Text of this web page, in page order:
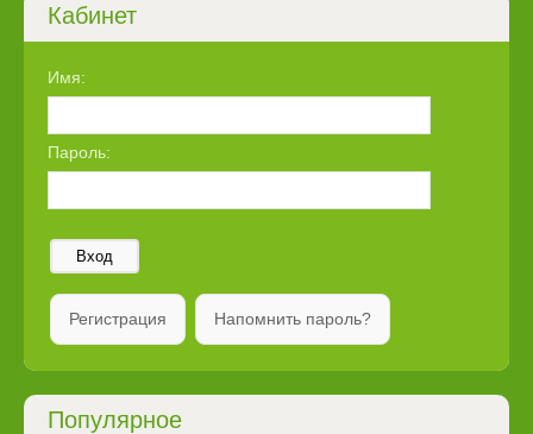
Кабинет
Имя:
Пароль:
Вход
Регистрация Напомнить пароль?
Популярное